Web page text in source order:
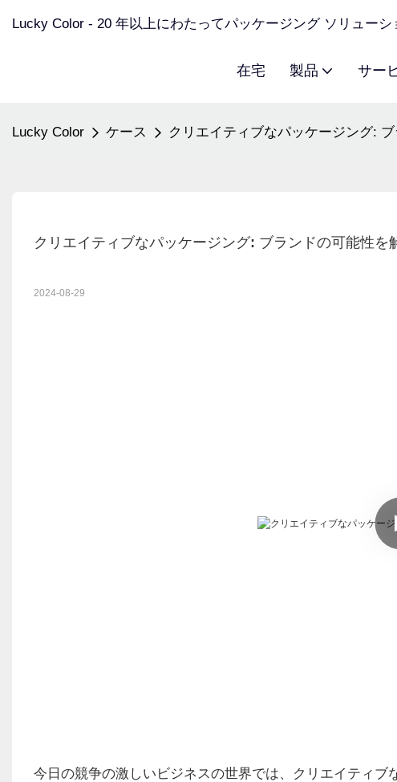
Lucky Color - 20 年以上にわたってパッケージング ソリューシ
在宅 製品 サー
Lucky Color ケース クリエイティブなパッケージング:
クリエイティブなパッケージング: ブランドの可能性を
2024-08-29
今日の競争の激しいビジネスの世界では、クリエイティ